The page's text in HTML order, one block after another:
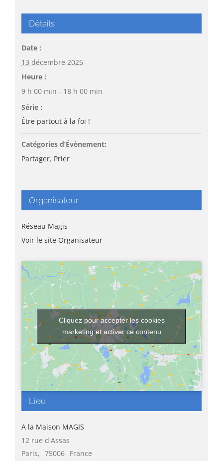
Détails
Date :
13 décembre 2025
Heure :
9 h 00 min - 18 h 00 min
Série :
Être partout à la foi !
Catégories d’Évènement:
Partager, Prier
Organisateur
Réseau Magis
Voir le site Organisateur
Lieu
A la Maison MAGIS
12 rue d'Assas
Paris, 75006 France
Cliquez pour accepter les cookies
marketing et activer ce contenu